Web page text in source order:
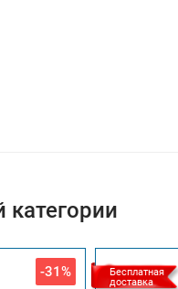
категории
-31%
Бесплатная
доставка